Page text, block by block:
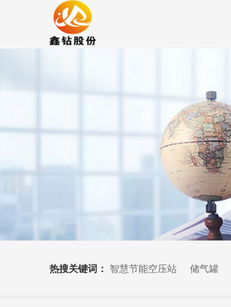
热搜关键词： 智慧节能空压站 储气罐